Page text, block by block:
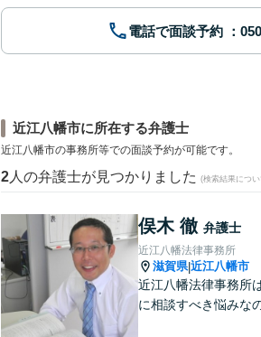
電話で面談予約
近江八幡市に所在する弁護士
近江八幡市の事務所等での面談予約が可能です。
2 人の弁護士が見つかりました (検索結果につ
俣木 徹 弁護士
近江八幡法律事務所
滋賀県|近江八幡市
近江八幡法律事務所
に相談すべき悩みな